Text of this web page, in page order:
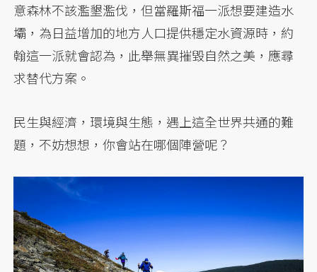
意森林不該濫墾濫伐，但當羅斯福一派想要建造水
壩，為日益增加的地方人口提供穩定水資源時，約
翰這一派就會認為，此舉無異摧毀自然之美，應尋
求替代方案。
民生與經濟，環境與生態，遇上這全世界共通的難
題，不妨想想，你會站在哪個陣營呢？